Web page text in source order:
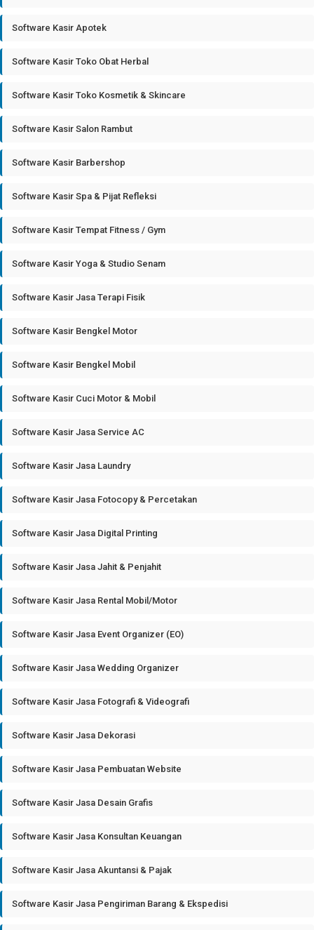
Software Kasir Apotek
Software Kasir Toko Obat Herbal
Software Kasir Toko Kosmetik & Skincare
Software Kasir Salon Rambut
Software Kasir Barbershop
Software Kasir Spa & Pijat Refleksi
Software Kasir Tempat Fitness / Gym
Software Kasir Yoga & Studio Senam
Software Kasir Jasa Terapi Fisik
Software Kasir Bengkel Motor
Software Kasir Bengkel Mobil
Software Kasir Cuci Motor & Mobil
Software Kasir Jasa Service AC
Software Kasir Jasa Laundry
Software Kasir Jasa Fotocopy & Percetakan
Software Kasir Jasa Digital Printing
Software Kasir Jasa Jahit & Penjahit
Software Kasir Jasa Rental Mobil/Motor
Software Kasir Jasa Event Organizer (EO)
Software Kasir Jasa Wedding Organizer
Software Kasir Jasa Fotografi & Videografi
Software Kasir Jasa Dekorasi
Software Kasir Jasa Pembuatan Website
Software Kasir Jasa Desain Grafis
Software Kasir Jasa Konsultan Keuangan
Software Kasir Jasa Akuntansi & Pajak
Software Kasir Jasa Pengiriman Barang & Ekspedisi